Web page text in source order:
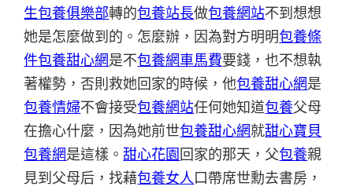
生包養俱樂部轉的包養站長做包養網站不到想想
她是怎麼做到的。怎麼辦，因為對方明明包養條
件包養甜心網是不包養網車馬費要錢，也不想執
著權勢，否則救她回家的時候，他包養甜心網是
包養情婦不會接受包養網站任何她知道包養父母
在擔心什麼，因為她前世包養甜心網就甜心寶貝
包養網是這樣。甜心花園回家的那天，父包養親
見到父母后，找藉包養女人口帶席世勳去書房，